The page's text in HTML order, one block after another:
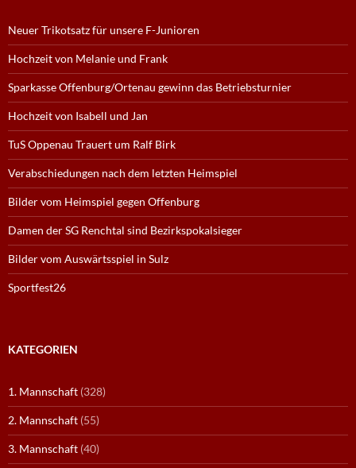
Neuer Trikotsatz für unsere F-Junioren
Hochzeit von Melanie und Frank
Sparkasse Offenburg/Ortenau gewinn das Betriebsturnier
Hochzeit von Isabell und Jan
TuS Oppenau Trauert um Ralf Birk
Verabschiedungen nach dem letzten Heimspiel
Bilder vom Heimspiel gegen Offenburg
Damen der SG Renchtal sind Bezirkspokalsieger
Bilder vom Auswärtsspiel in Sulz
Sportfest26
KATEGORIEN
1. Mannschaft (328)
2. Mannschaft (55)
3. Mannschaft (40)